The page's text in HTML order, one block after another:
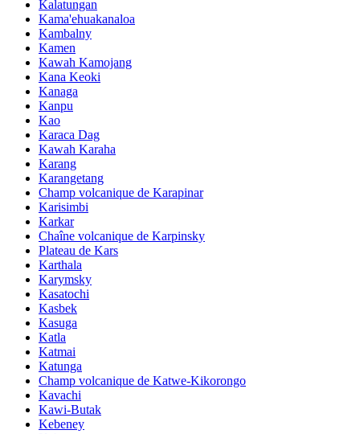
Kalatungan
Kama'ehuakanaloa
Kambalny
Kamen
Kawah Kamojang
Kana Keoki
Kanaga
Kanpu
Kao
Karaca Dag
Kawah Karaha
Karang
Karangetang
Champ volcanique de Karapinar
Karisimbi
Karkar
Chaîne volcanique de Karpinsky
Plateau de Kars
Karthala
Karymsky
Kasatochi
Kasbek
Kasuga
Katla
Katmai
Katunga
Champ volcanique de Katwe-Kikorongo
Kavachi
Kawi-Butak
Kebeney